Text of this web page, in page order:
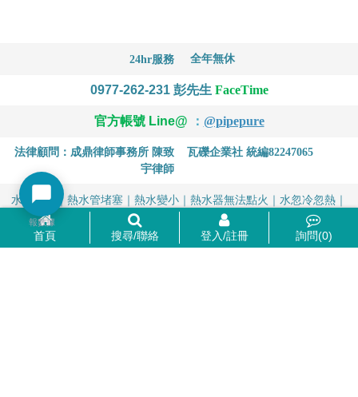
首頁 搜尋/聯絡 登入/註冊 詢問(0)
24hr服務 全年無休
0977-262-231 彭先生 FaceTime
官方帳號 Line@ ： @pipepure
法律顧問：成鼎律師事務所 陳致
宇律師
瓦礫企業社 統編82247065
水管阻塞｜熱水管堵塞｜熱水變小｜熱水器無法點火｜水忽冷忽熱｜
水有異味｜水有顏色
報數據